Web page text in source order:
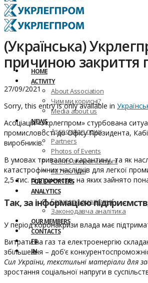
HOME
ACTIVITY
About Association
Чим ми корисні?
Media about us
NEWS
Association news
Partners
Photos of Events
Events announcement
#27 (no title)
FOR EXPORTERS
ANALYTICS
Галузева аналітика[
Законодавча аналітика
OUR MEMBERS
CONTACTS
FB
IN
(Українська)
причиною закриття
27/09/2021
Sorry, this entry is only available in
Асоціація «Укрлегпром» стурбована
промисловості до Офісу Президента,
виробників.
В умовах тривалого карантину, та як
катастрофічних наслідків для легкої
2,5 тис. підприємств, на яких зайнято
Так, за інформацією
У період коронакризи влада має
Витрати на газ та електроенергію
збільшення – доб’є
Сил України, текстильні матеріали для
зростання соціальної напруги в